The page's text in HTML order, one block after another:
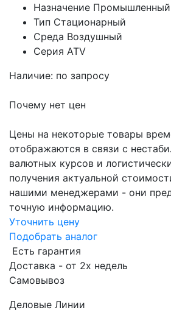
Назначение Промышленный
Тип Стационарный
Среда Воздушный
Серия ATV
Наличие: по запросу
Почему нет цен
Цены на некоторые товары
отображаются в связи с
валютных курсов и
получения актуальной
нашими менеджерами - они
точную информацию.
Уточнить цену
Подобрать аналог
Есть гарантия
Доставка - от 2х недель
Самовывоз
Деловые Линии